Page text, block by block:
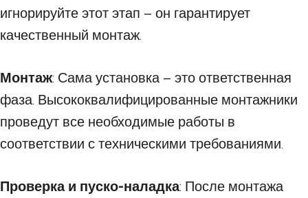
игнорируйте этот этап – он гарантирует
качественный монтаж.
Монтаж: Сама установка – это ответственная
фаза. Высококвалифицированные монтажники
проведут все необходимые работы в
соответствии с техническими требованиями.
Проверка и пуско-наладка: После монтажа